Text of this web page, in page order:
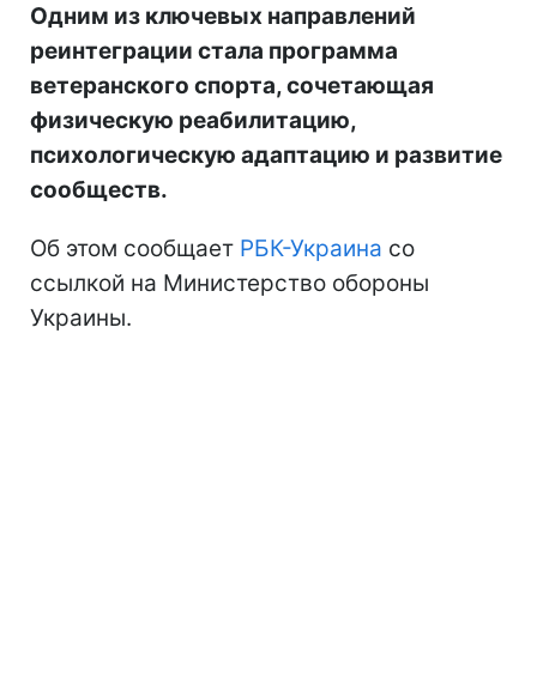
Одним из ключевых направлений
реинтеграции стала программа
ветеранского спорта, сочетающая
физическую реабилитацию,
психологическую адаптацию и развитие
сообществ.
Об этом сообщает РБК-Украина со
ссылкой на Министерство обороны
Украины.